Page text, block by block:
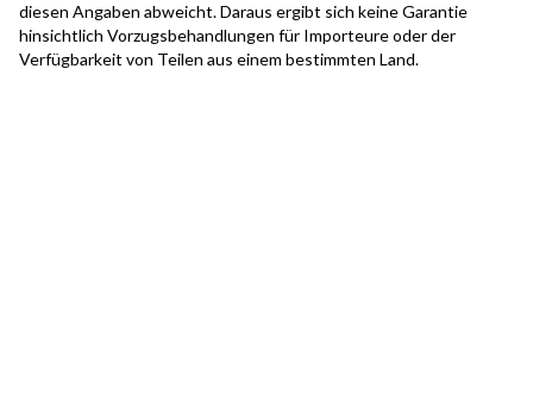
diesen Angaben abweicht. Daraus ergibt sich keine Garantie
hinsichtlich Vorzugsbehandlungen für Importeure oder der
Verfügbarkeit von Teilen aus einem bestimmten Land.